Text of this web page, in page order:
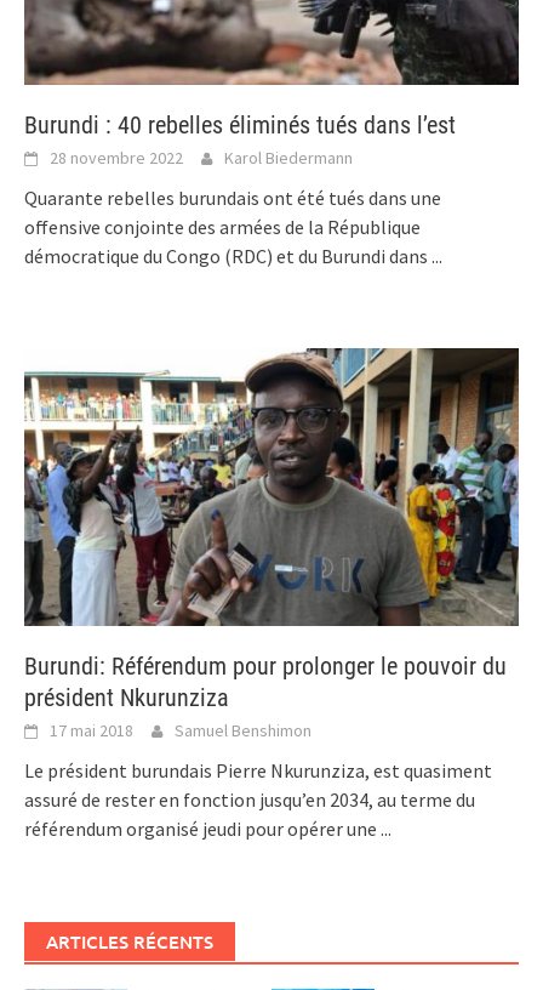
Burundi : 40 rebelles éliminés tués dans l’est
28 novembre 2022 Karol Biedermann
Quarante rebelles burundais ont été tués dans une
offensive conjointe des armées de la République
démocratique du Congo (RDC) et du Burundi dans ...
Burundi: Référendum pour prolonger le pouvoir du
président Nkurunziza
17 mai 2018 Samuel Benshimon
Le président burundais Pierre Nkurunziza, est quasiment
assuré de rester en fonction jusqu’en 2034, au terme du
référendum organisé jeudi pour opérer une ...
ARTICLES RÉCENTS